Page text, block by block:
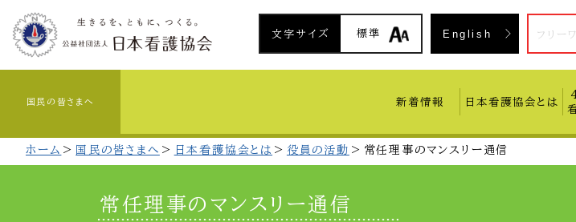
文字サイズ 標準 English
国民の皆さまへ 新着情報 日本看護協会とは
ホーム 国民の皆さまへ 日本看護協会とは 役員の活動 常任理事のマンスリー通信
常任理事のマンスリー通信